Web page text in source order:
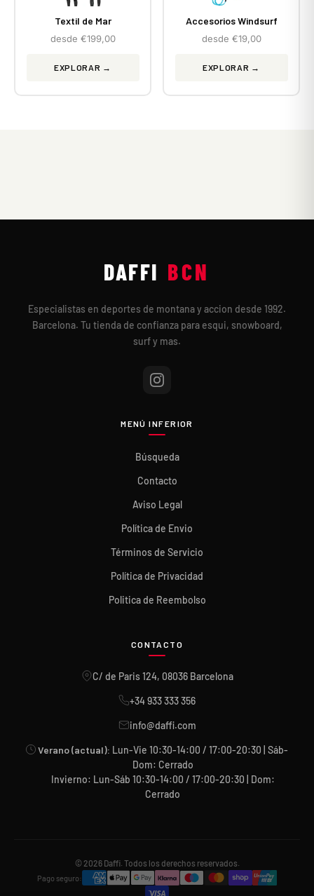
Textil de Mar
desde €199,00
EXPLORAR →
Accesorios Windsurf
desde €19,00
EXPLORAR →
DAFFI BCN
Especialistas en deportes de montana y accion desde 1992.
Barcelona. Tu tienda de confianza para esqui, snowboard,
surf y mas.
MENÚ INFERIOR
Búsqueda
Contacto
Aviso Legal
Política de Envio
Términos de Servicio
Política de Privacidad
Politica de Reembolso
CONTACTO
C/ de Paris 124, 08036 Barcelona
+34 933 333 356
info@daffi.com
Verano (actual): Lun-Vie 10:30-14:00 / 17:00-20:30 | Sáb-
Dom: Cerrado
Invierno: Lun-Sáb 10:30-14:00 / 17:00-20:30 | Dom:
Cerrado
© 2026 Daffi. Todos los derechos reservados.
Pago seguro: